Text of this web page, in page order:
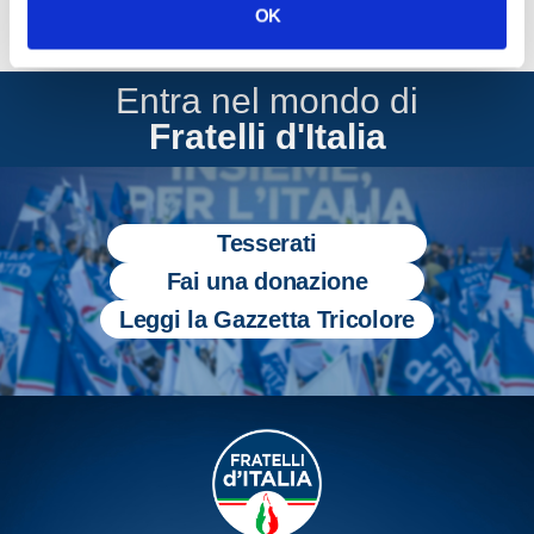
OK
Entra nel mondo di
Fratelli d'Italia
Tesserati
Fai una donazione
Leggi la Gazzetta Tricolore